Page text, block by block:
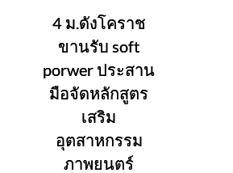
4 ม.ดังโคราช
ขานรับ soft
porwer ประสาน
มือจัดหลักสูตร
เสริม
อุตสาหกรรม
ภาพยนตร์